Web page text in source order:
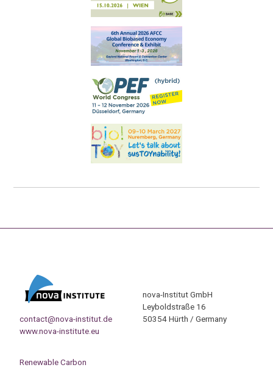
contact@nova-institut.de
www.nova-institute.eu
nova-Institut GmbH
Leyboldstraße 16
50354 Hürth / Germany
Renewable Carbon